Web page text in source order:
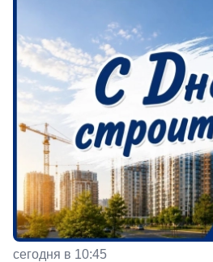
сегодня в 10:45